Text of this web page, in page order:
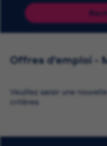
Offres d'emploi -
Veuillez saisir une
critères.